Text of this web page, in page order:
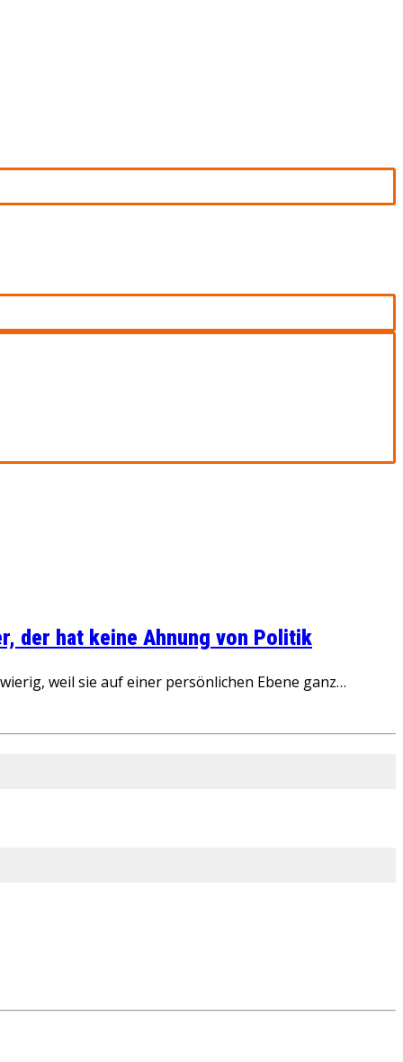
der hat keine Ahnung von Politik
weil sie auf einer persönlichen Ebene ganz…